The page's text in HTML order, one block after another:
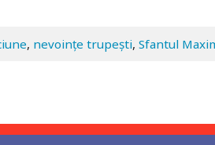
, nevoințe trupești, Sfantul